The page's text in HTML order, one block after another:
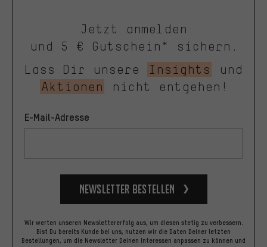
Jetzt anmelden
und 5 € Gutschein* sichern.
Lass Dir unsere
Insights
und
Aktionen
nicht entgehen!
E-Mail-Adresse
Newsletter bestellen
Wir werten unseren Newslettererfolg aus, um diesen stetig zu verbessern.
Bist Du bereits Kunde bei uns, nutzen wir die Daten Deiner letzten
Bestellungen, um die Newsletter Deinen Interessen anpassen zu können und